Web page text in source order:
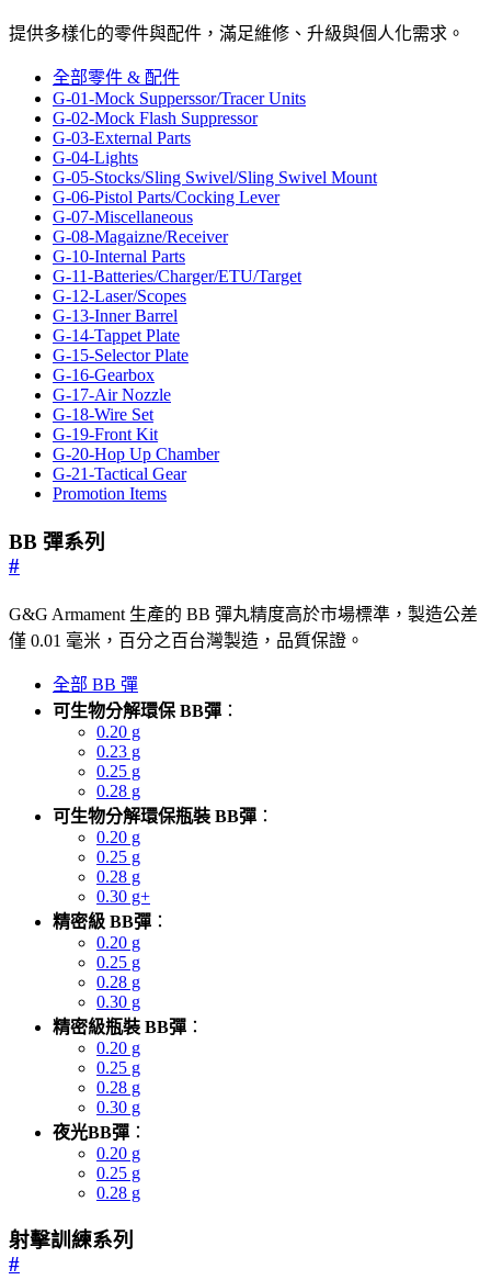
提供多樣化的零件與配件，滿足維修、升級與個人化需求。
全部零件 & 配件
G-01-Mock Supperssor/Tracer Units
G-02-Mock Flash Suppressor
G-03-External Parts
G-04-Lights
G-05-Stocks/Sling Swivel/Sling Swivel Mount
G-06-Pistol Parts/Cocking Lever
G-07-Miscellaneous
G-08-Magaizne/Receiver
G-10-Internal Parts
G-11-Batteries/Charger/ETU/Target
G-12-Laser/Scopes
G-13-Inner Barrel
G-14-Tappet Plate
G-15-Selector Plate
G-16-Gearbox
G-17-Air Nozzle
G-18-Wire Set
G-19-Front Kit
G-20-Hop Up Chamber
G-21-Tactical Gear
Promotion Items
BB 彈系列
#
G&G Armament 生產的 BB 彈丸精度高於市場標準，製造公差
僅 0.01 毫米，百分之百台灣製造，品質保證。
全部 BB 彈
可生物分解環保 BB彈 ：
0.20 g
0.23 g
0.25 g
0.28 g
可生物分解環保瓶裝 BB彈 ：
0.20 g
0.25 g
0.28 g
0.30 g+
精密級 BB彈 ：
0.20 g
0.25 g
0.28 g
0.30 g
精密級瓶裝 BB彈 ：
0.20 g
0.25 g
0.28 g
0.30 g
夜光BB彈 ：
0.20 g
0.25 g
0.28 g
射擊訓練系列
#